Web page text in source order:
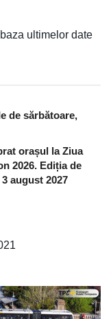
ultimelor date
de sărbătoare,
orașul la Ziua
2026. Ediția de
august 2027